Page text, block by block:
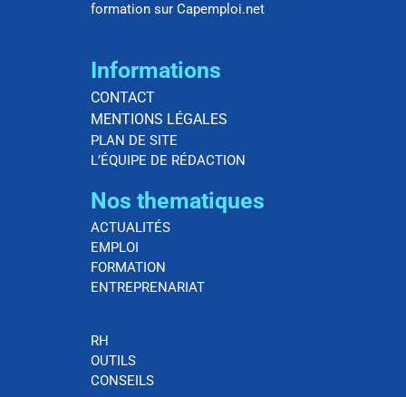
formation sur Capemploi.net
Informations
CONTACT
MENTIONS LÉGALES
PLAN DE SITE
L’ÉQUIPE DE RÉDACTION
Nos thematiques
ACTUALITÉS
EMPLOI
FORMATION
ENTREPRENARIAT
RH
OUTILS
CONSEILS